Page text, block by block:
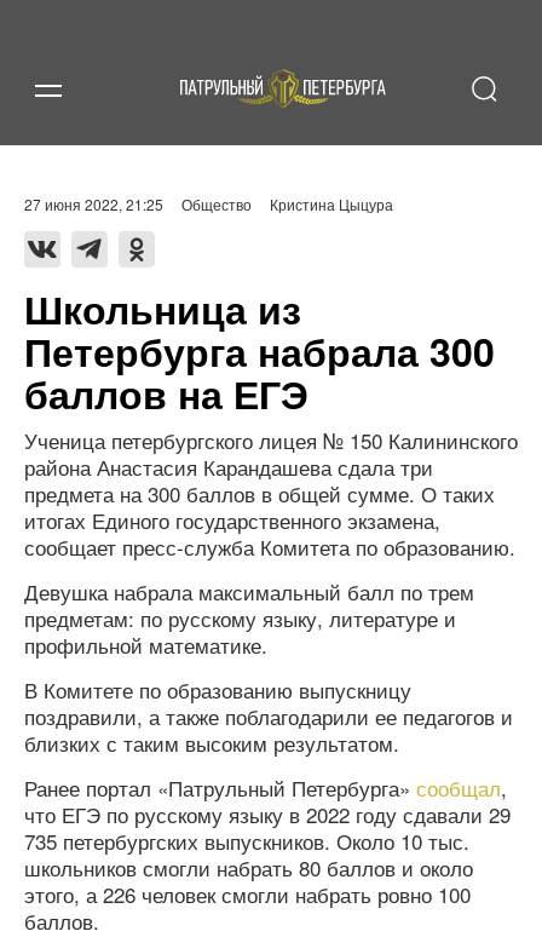
27 июня 2022, 21:25 Общество Кристина Цыцура
Школьница из
Петербурга набрала 300
баллов на ЕГЭ
Ученица петербургского лицея № 150 Калининского
района Анастасия Карандашева сдала три
предмета на 300 баллов в общей сумме. О таких
итогах Единого государственного экзамена,
сообщает пресс-служба Комитета по образованию.
Девушка набрала максимальный балл по трем
предметам: по русскому языку, литературе и
профильной математике.
В Комитете по образованию выпускницу
поздравили, а также поблагодарили ее педагогов и
близких с таким высоким результатом.
Ранее портал «Патрульный Петербурга» сообщал,
что ЕГЭ по русскому языку в 2022 году сдавали 29
735 петербургских выпускников. Около 10 тыс.
школьников смогли набрать 80 баллов и около
этого, а 226 человек смогли набрать ровно 100
баллов.